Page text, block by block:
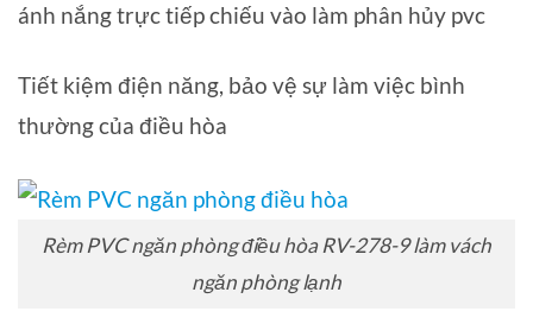
ánh nắng trực tiếp chiếu vào làm phân hủy pvc
Tiết kiệm điện năng, bảo vệ sự làm việc bình
thường của điều hòa
Rèm PVC ngăn phòng điều hòa RV-278-9 làm vách
ngăn phòng lạnh